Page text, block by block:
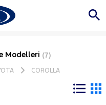
Modelleri (7)
COROLLA